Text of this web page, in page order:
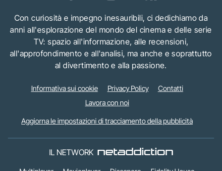
Con curiosità e impegno inesauribili, ci dedichiamo da
anni all'esplorazione del mondo del cinema e delle serie
TV: spazio all'informazione, alle recensioni,
all'approfondimento e all'analisi, ma anche e soprattutto
al divertimento e alla passione.
Informativa sui cookie Privacy Policy
Contatti
Lavora con noi
Aggiorna le impostazioni di tracciamento della pubblicità
IL NETWORK